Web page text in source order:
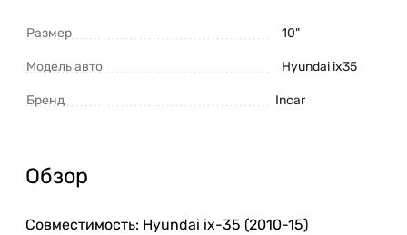
Размер 10"
Модель авто Hyundai ix35
Бренд Incar
Обзор
Совместимость: Hyundai ix-35 (2010-15)